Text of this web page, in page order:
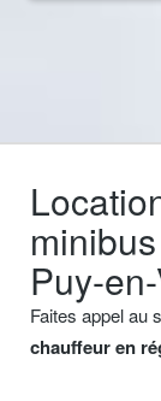
Puy-
Faites appel au
chauffeur en